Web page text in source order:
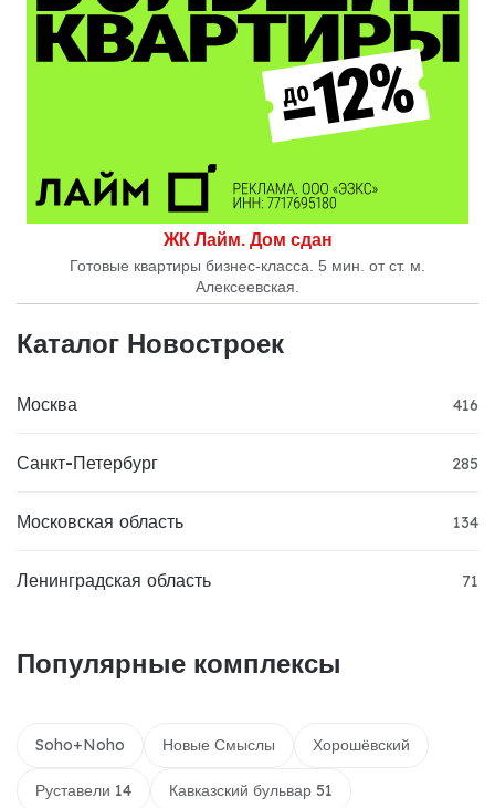
ЖК Лайм. Дом сдан
Готовые квартиры бизнес-класса. 5 мин. от ст. м.
Алексеевская.
Каталог Новостроек
Москва 416
Санкт-Петербург 285
Московская область 134
Ленинградская область 71
Популярные комплексы
Soho+Noho Новые Смыслы Хорошёвский
Руставели 14 Кавказский бульвар 51